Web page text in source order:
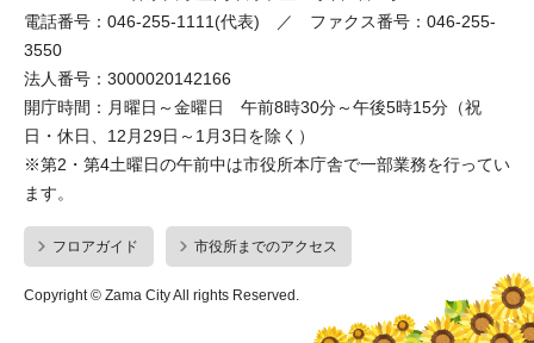
電話番号：046-255-1111(代表) ／ ファクス番号：046-255-
3550
法人番号：3000020142166
開庁時間：月曜日～金曜日 午前8時30分～午後5時15分（祝
日・休日、12月29日～1月3日を除く）
※第2・第4土曜日の午前中は市役所本庁舎で一部業務を行ってい
ます。
フロアガイド 市役所までのアクセス
Copyright © Zama City All rights Reserved.